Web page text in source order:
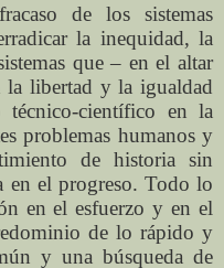
de los sistemas
la inequidad, la
que – en el altar
la libertad y la igualdad
técnico-científico en la
problemas humanos y
de historia sin
en el progreso. Todo lo
en el esfuerzo y en el
de lo rápido y
y una búsqueda de